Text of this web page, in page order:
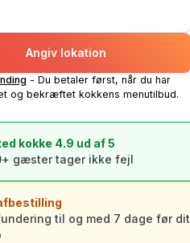
Angiv lokation
- Du betaler først, når du har
og bekræftet kokkens menutilbud.
kokke 4.9 ud af 5
gæster tager ikke fejl
til og med 7 dage før dit